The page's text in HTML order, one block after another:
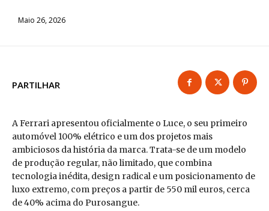
Maio 26, 2026
PARTILHAR
A Ferrari apresentou oficialmente o Luce, o seu primeiro
automóvel 100% elétrico e um dos projetos mais
ambiciosos da história da marca. Trata-se de um modelo
de produção regular, não limitado, que combina
tecnologia inédita, design radical e um posicionamento de
luxo extremo, com preços a partir de 550 mil euros, cerca
de 40% acima do Purosangue.